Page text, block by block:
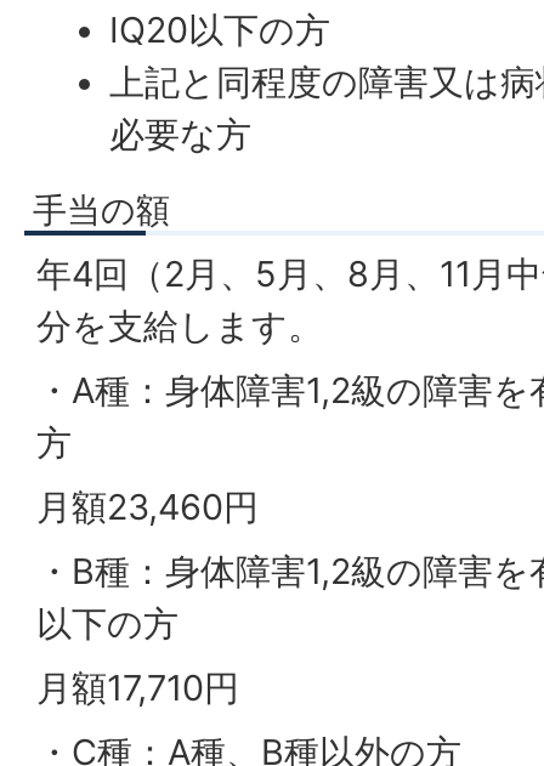
IQ20以下の方
上記と同程度の障害又は
必要な方
手当の額
年4回（2月、5月、8月、11月
分を支給します。
・A種：身体障害1,2級の障害
方
月額23,460円
・B種：身体障害1,2級の障害
以下の方
月額17,710円
・C種：A種、B種以外の方